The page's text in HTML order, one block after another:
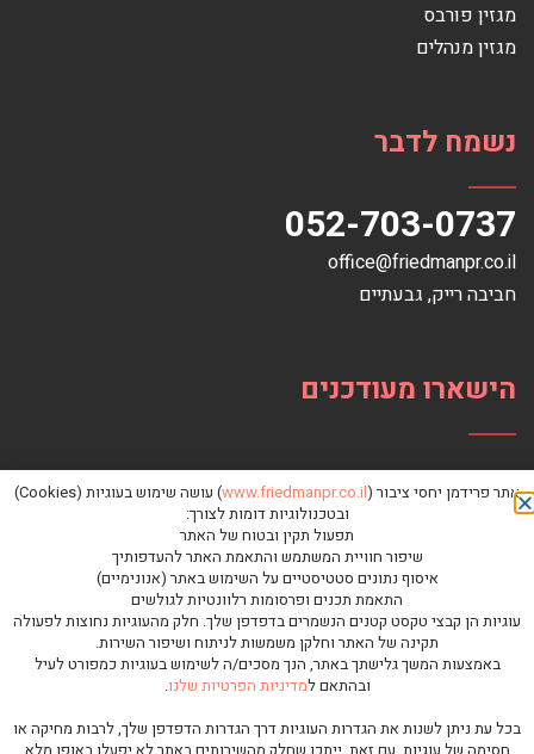
מגזין פורבס
מגזין מנהלים
נשמח לדבר
052-703-0737
office@friedmanpr.co.il
חביבה רייק‏, ‏גבעתיים‏
הישארו מעודכנים
כל הזכויות שמורות לפרידמן יחסי ציבור © |
אתר פרידמן יחסי ציבור (www.friedmanpr.co.il
) עושה שימוש בעוגיות (Cookies)
ובטכנולוגיות דומות לצורך:
תפעול תקין ובטוח של האתר
שיפור חוויית המשתמש והתאמת האתר להעדפותיך
איסוף נתונים סטטיסטיים על השימוש באתר (אנונימיים)
התאמת תכנים ופרסומות רלוונטיות לגולשים
עוגיות הן קבצי טקסט קטנים הנשמרים בדפדפן שלך. חלק מהעוגיות נחוצות לפעולה
תקינה של האתר וחלקן משמשות לניתוח ושיפור השירות.
באמצעות המשך גלישתך באתר, הנך מסכים/ה לשימוש בעוגיות כמפורט לעיל
ובהתאם למדיניות הפרטיות שלנו.
בכל עת ניתן לשנות את הגדרות העוגיות דרך הגדרות הדפדפן שלך, לרבות מחיקה או